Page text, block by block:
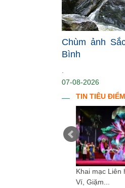
Chùm ảnh
Bình
.
07-08-2026
TIN TIÊU ĐIỂM
Khai mạc Liên
Ví, Giặm...